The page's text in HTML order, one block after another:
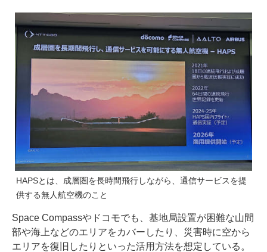
HAPSとは、成層圏を長時間飛行しながら、通信サービスを提
供する無人航空機のこと
Space Compassやドコモでも、基地局設置が困難な山間
部や海上などのエリアをカバーしたり、災害時に空から
エリアを復旧したりといった活用方法を想定している。